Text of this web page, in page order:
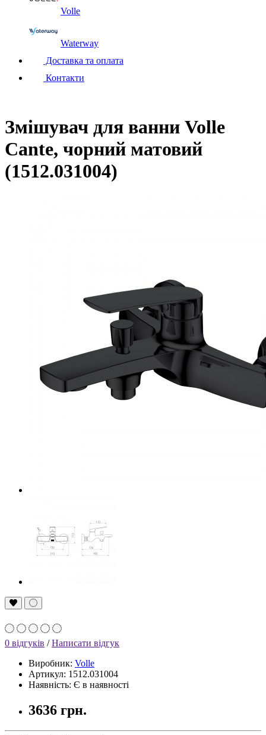
Volle
Waterway
Доставка та оплата
Контакти
Змішувач для ванни Volle
Cante, чорний матовий
(1512.031004)
0 відгуків /Написати відгук
Виробник: Volle
Артикул: 1512.031004
Наявність: Є в наявності
3636 грн.